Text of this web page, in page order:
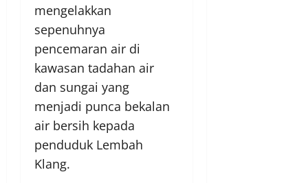
mengelakkan
sepenuhnya
pencemaran air di
kawasan tadahan air
dan sungai yang
menjadi punca bekalan
air bersih kepada
penduduk Lembah
Klang.